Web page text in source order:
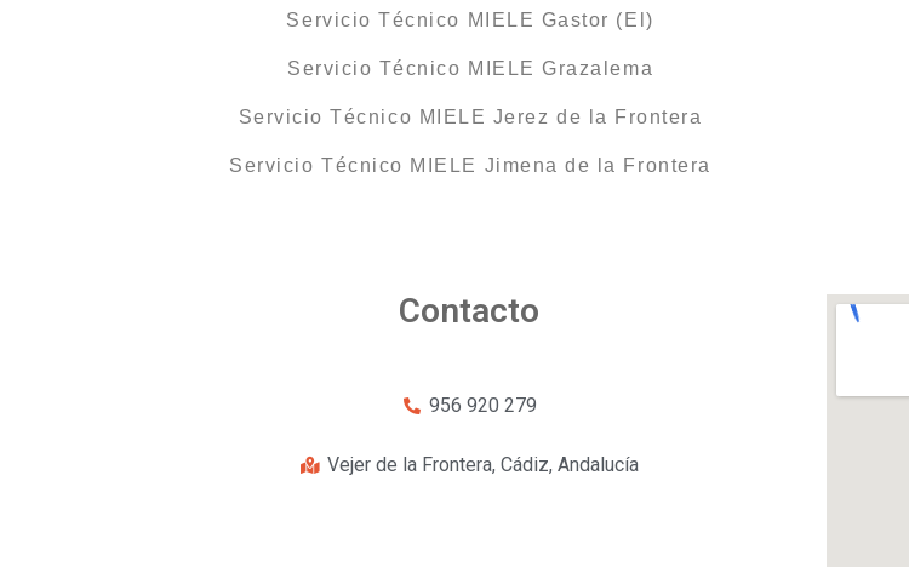
Servicio Técnico MIELE Gastor (El)
Servicio Técnico MIELE Grazalema
Servicio Técnico MIELE Jerez de la Frontera
Servicio Técnico MIELE Jimena de la Frontera
Contacto
956 920 279
Vejer de la Frontera, Cádiz, Andalucía